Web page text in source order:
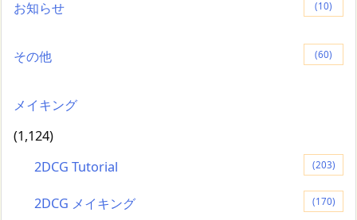
お知らせ (10)
その他 (60)
メイキング
(1,124)
2DCG Tutorial
(203)
2DCG メイキング (170)